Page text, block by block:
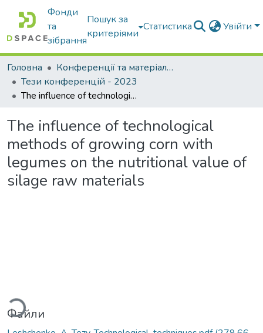
Фонди
та
зібрання
Пошук за
критеріями
Статистика Увійти
Головна
Конференції та матеріали конференцій
Тези конференцій - 2023
The influence of technological methods of growing corn with legumes on the nutritional value of silage raw materials
The influence of technological
methods of growing corn with
legumes on the nutritional value of
silage raw materials
Файли